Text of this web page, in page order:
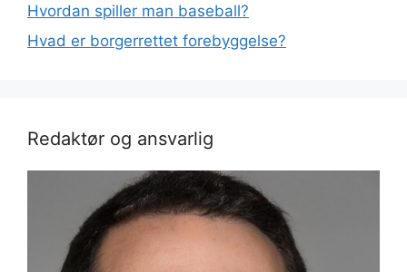
Hvordan spiller man baseball?
Hvad er borgerrettet forebyggelse?
Redaktør og ansvarlig